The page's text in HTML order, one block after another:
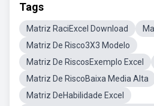
Tags
Matriz RaciExcel Download
Matriz De Risco3X3 Modelo
Matriz De RiscosExemplo Excel
Matriz De RiscoBaixa Media Alta
Matriz DeHabilidade Excel